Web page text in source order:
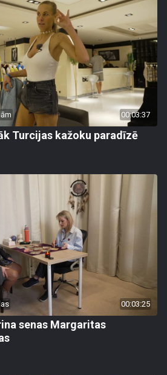
00:03:37
Turcijas kažoku paradīzē
00:03:25
senas Margaritas